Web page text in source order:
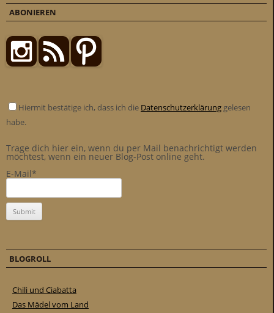
ABONIEREN
Hiermit bestätige ich, dass ich die Datenschutzerklärung gelesen
habe.
Trage dich hier ein, wenn du per Mail benachrichtigt werden
möchtest, wenn ein neuer Blog-Post online geht.
E-Mail*
BLOGROLL
Chili und Ciabatta
Das Mädel vom Land